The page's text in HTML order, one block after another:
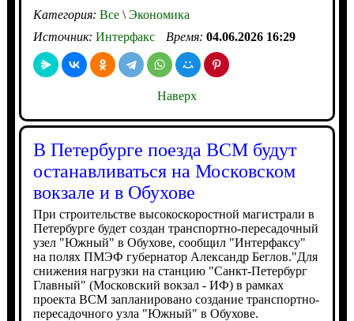
Категория: Все\Экономика
Источник: Интерфакс Время: 04.06.2026 16:29
Наверх
В Петербурге поезда ВСМ будут
останавливаться на Московском
вокзале и в Обухове
При строительстве высокоскоростной магистрали в
Петербурге будет создан транспортно-пересадочный
узел "Южный" в Обухове, сообщил "Интерфаксу"
на полях ПМЭФ губернатор Александр Беглов."Для
снижения нагрузки на станцию "Санкт-Петербург
Главный" (Московский вокзал - ИФ) в рамках
проекта ВСМ запланировано создание транспортно-
пересадочного узла "Южный" в Обухове.